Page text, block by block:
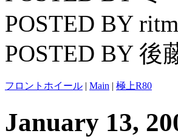
POSTED BY
POSTED BY 後
フロントホイール | Main | 極上R80
January 13,